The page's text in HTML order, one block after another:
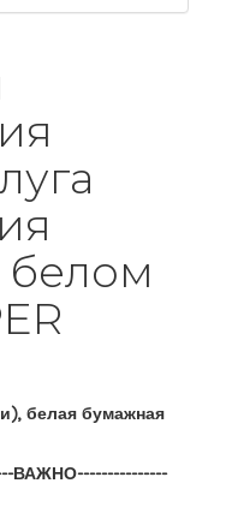
белом
белая бумажная
ВАЖНО---------------